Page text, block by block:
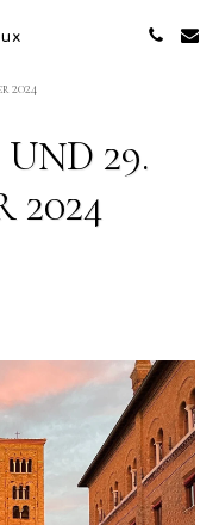
2024
29.
2024